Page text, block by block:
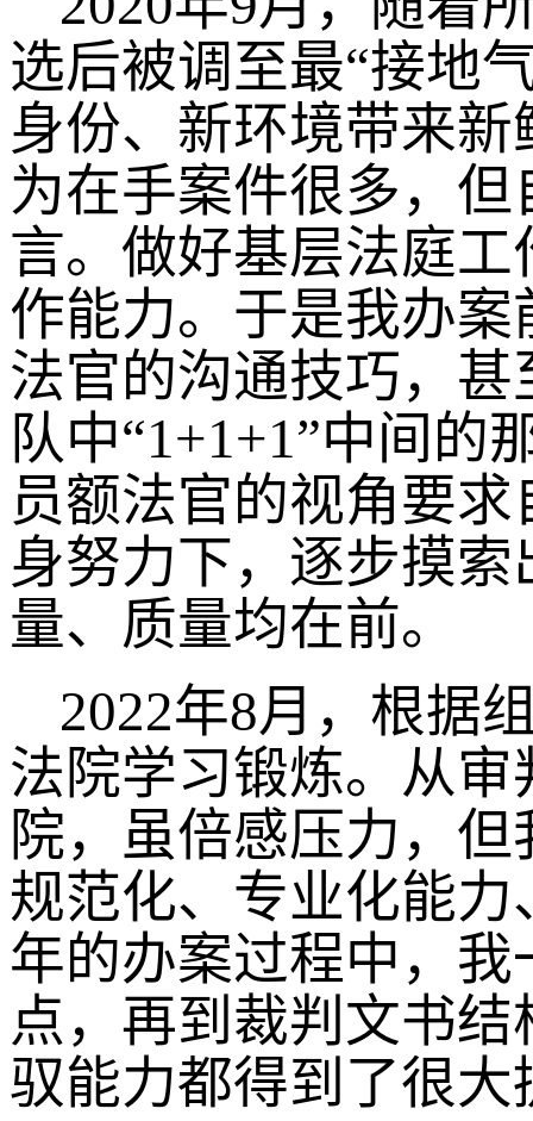
选后被调至最“接地
身份、新环境带来
为在手案件很多，
言。做好基层法庭
作能力。于是我办
法官的沟通技巧，
队中“1+1+1”中间的
员额法官的视角要
身努力下，逐步摸
量、质量均在前。
2022年8月，根据
法院学习锻炼。从
院，虽倍感压力，
规范化、专业化能
年的办案过程中，
点，再到裁判文书
驭能力都得到了很